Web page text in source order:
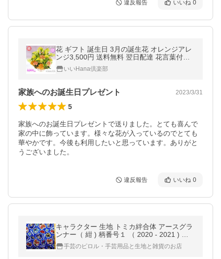
違反報告 いいね 0
花 ギフト 誕生日 3月の誕生花 オレンジアレ
ンジ3,500円 送料無料 翌日配達 花言葉付き
フリージア 超PayPay祭
いいHana倶楽部
家族へのお誕生日プレゼント 2023/3/31
5
家族へのお誕生日プレゼントで送りました。とても喜んで
家の中に飾っています。様々な花が入っているのでとても
華やかです。今後も利用したいと思っています。ありがと
うございました。
違反報告 いいね 0
キャラクター 生地 トミカ絆合体 アースグラ
ンナー（ 紺 ) 柄番号１ （ 2020 - 2021 ) オ
ックス （ 綿100％ ) 生地幅−約108cm G-608
7-1A-kk-6470
手芸のピロル・手芸用品と生地と雑貨のお店